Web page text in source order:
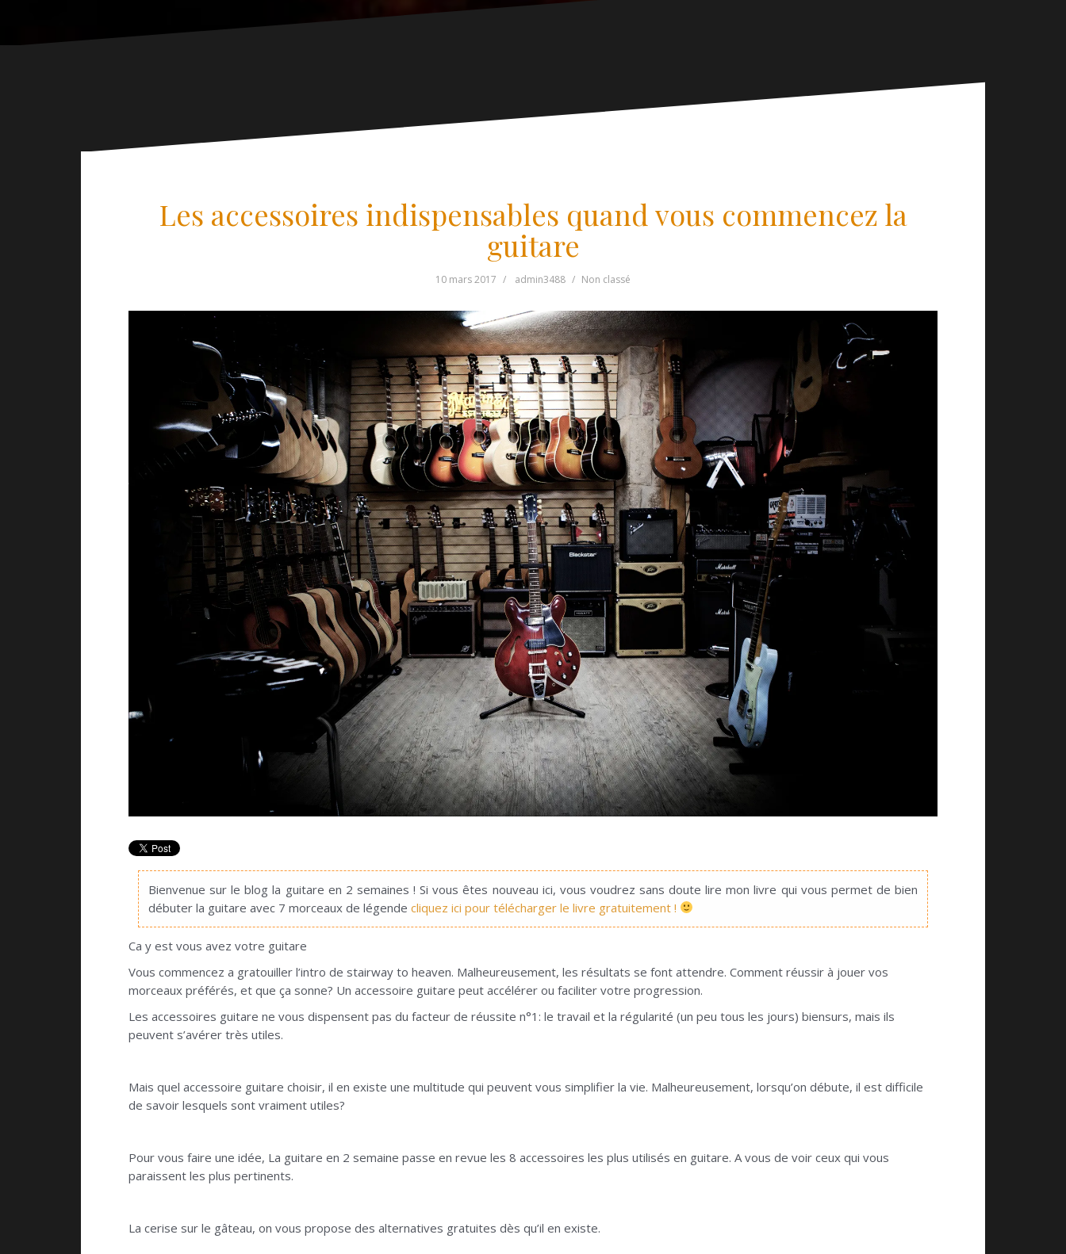
Les accessoires indispensables quand vous commencez la
guitare
10 mars 2017 admin3488 Non classé
Bienvenue sur le blog la guitare en 2 semaines ! Si vous êtes nouveau ici, vous voudrez sans doute lire mon livre qui vous permet de bien
débuter la guitare avec 7 morceaux de légende cliquez ici pour télécharger le livre gratuitement !
Ca y est vous avez votre guitare
Vous commencez a gratouiller l’intro de stairway to heaven. Malheureusement, les résultats se font attendre. Comment réussir à jouer vos
morceaux préférés, et que ça sonne? Un accessoire guitare peut accélérer ou faciliter votre progression.
Les accessoires guitare ne vous dispensent pas du facteur de réussite n°1: le travail et la régularité (un peu tous les jours) biensurs, mais ils
peuvent s’avérer très utiles.
Mais quel accessoire guitare choisir, il en existe une multitude qui peuvent vous simplifier la vie. Malheureusement, lorsqu’on débute, il est difficile
de savoir lesquels sont vraiment utiles?
Pour vous faire une idée, La guitare en 2 semaine passe en revue les 8 accessoires les plus utilisés en guitare. A vous de voir ceux qui vous
paraissent les plus pertinents.
La cerise sur le gâteau, on vous propose des alternatives gratuites dès qu’il en existe.